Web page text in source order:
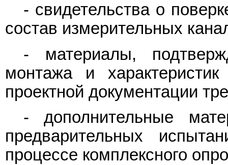
- свидетельства о
состав измерительных
- материалы,
монтажа и
проектной документации
- дополнительные
предварительных
процессе комплексного